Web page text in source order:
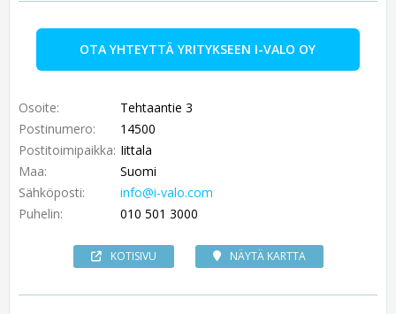
OTA YHTEYTTÄ YRITYKSEEN I-VALO OY
Osoite:
Tehtaantie 3
Postinumero:
14500
Postitoimipaikka: Iittala
Maa:
Suomi
Sähköposti:
info@i-valo.com
Puhelin:
010 501 3000
KOTISIVU NÄYTÄ KARTTA